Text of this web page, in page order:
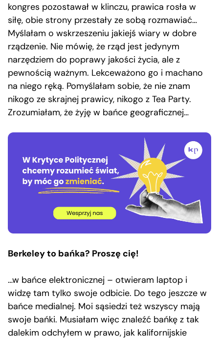
kongres pozostawał w klinczu, prawica rosła w
siłę, obie strony przestały ze sobą rozmawiać…
Myślałam o wskrzeszeniu jakiejś wiary w dobre
rządzenie. Nie mówię, że rząd jest jedynym
narzędziem do poprawy jakości życia, ale z
pewnością ważnym. Lekceważono go i machano
na niego ręką. Pomyślałam sobie, że nie znam
nikogo ze skrajnej prawicy, nikogo z Tea Party.
Zrozumiałam, że żyję w bańce geograficznej…
Berkeley to bańka? Proszę cię!
…w bańce elektronicznej – otwieram laptop i
widzę tam tylko swoje odbicie. Do tego jeszcze w
bańce medialnej. Moi sąsiedzi też wszyscy mają
swoje bańki. Musiałam więc znaleźć bańkę z tak
dalekim odchyłem w prawo, jak kalifornijskie